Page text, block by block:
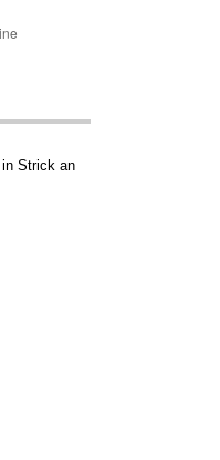
Strick an